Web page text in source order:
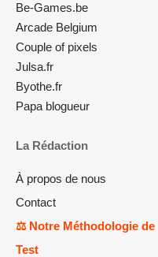
Be-Games.be
Arcade Belgium
Couple of pixels
Julsa.fr
Byothe.fr
Papa blogueur
La Rédaction
À propos de nous
Contact
⚖️ Notre Méthodologie de
Test